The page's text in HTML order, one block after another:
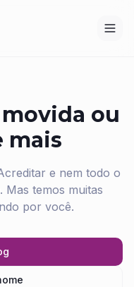
ou
mais
e nem todo o
Mas temos muitas
por você.